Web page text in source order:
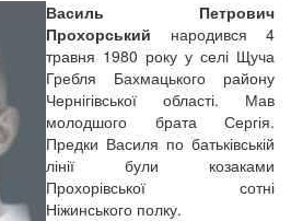
Василь Петрович
Прохорський народився 4
травня 1980 року у селі Щуча
Гребля Бахмацького району
Чернігівської області. Мав
молодшого брата Сергія.
Предки Василя по батьківській
лінії були козаками
Прохорівської сотні
Ніжинського полку.